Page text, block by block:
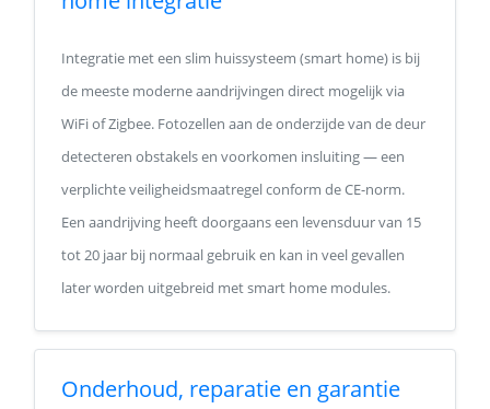
Integratie met een slim huissysteem (smart home) is bij
de meeste moderne aandrijvingen direct mogelijk via
WiFi of Zigbee. Fotozellen aan de onderzijde van de deur
detecteren obstakels en voorkomen insluiting — een
verplichte veiligheidsmaatregel conform de CE-norm.
Een aandrijving heeft doorgaans een levensduur van 15
tot 20 jaar bij normaal gebruik en kan in veel gevallen
later worden uitgebreid met smart home modules.
Onderhoud, reparatie en garantie